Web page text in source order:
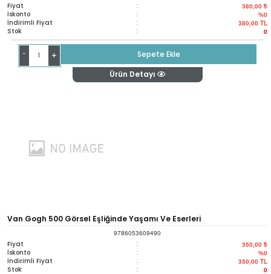
Fiyat : 380,00 ₺
İskonto : %0
İndirimli Fiyat : 380,00 TL
Stok : 0
- +
Sepete Ekle
Ürün Detayı
Van Gogh 500 Görsel Eşliğinde Yaşamı Ve Eserleri
9786053609490
Fiyat : 350,00 ₺
İskonto : %0
İndirimli Fiyat : 350,00 TL
Stok : 0